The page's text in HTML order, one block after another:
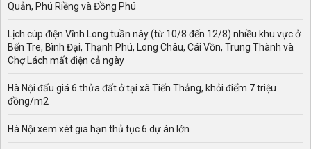
Quản, Phú Riềng và Đồng Phú
Lịch cúp điện Vĩnh Long tuần này (từ 10/8 đến 12/8) nhiều khu vực ở
Bến Tre, Bình Đại, Thạnh Phú, Long Châu, Cái Vồn, Trung Thành và
Chợ Lách mất điện cả ngày
Hà Nội đấu giá 6 thửa đất ở tại xã Tiến Thắng, khởi điểm 7 triệu
đồng/m2
Hà Nội xem xét gia hạn thủ tục 6 dự án lớn